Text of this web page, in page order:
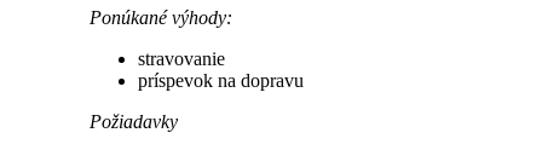
Ponúkané výhody:
stravovanie
príspevok na dopravu
Požiadavky